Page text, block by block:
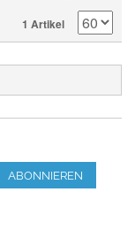
1 Artikel
ABONNIEREN